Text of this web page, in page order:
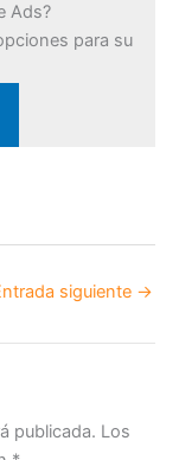
Ads?
para su
siguiente →
publicada. Los